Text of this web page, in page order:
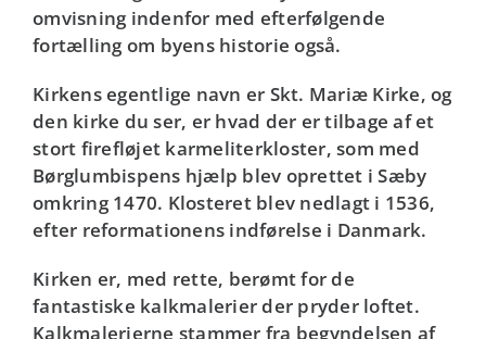
omvisning indenfor med efterfølgende
fortælling om byens historie også.
Kirkens egentlige navn er Skt. Mariæ Kirke, og
den kirke du ser, er hvad der er tilbage af et
stort firefløjet karmeliterkloster, som med
Børglumbispens hjælp blev oprettet i Sæby
omkring 1470. Klosteret blev nedlagt i 1536,
efter reformationens indførelse i Danmark.
Kirken er, med rette, berømt for de
fantastiske kalkmalerier der pryder loftet.
Kalkmalerierne stammer fra begyndelsen af